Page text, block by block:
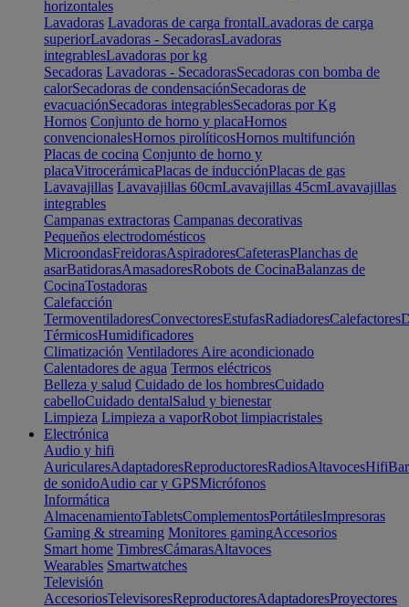
horizontales
Lavadoras Lavadoras de carga frontalLavadoras de carga
superiorLavadoras - SecadorasLavadoras
integrablesLavadoras por kg
Secadoras Lavadoras - SecadorasSecadoras con bomba de
calorSecadoras de condensaciónSecadoras de
evacuaciónSecadoras integrablesSecadoras por Kg
Hornos Conjunto de horno y placaHornos
convencionalesHornos pirolíticosHornos multifunción
Placas de cocina Conjunto de horno y
placaVitrocerámicaPlacas de inducciónPlacas de gas
Lavavajillas Lavavajillas 60cmLavavajillas 45cmLavavajillas
integrables
Campanas extractoras Campanas decorativas
Pequeños electrodomésticos
MicroondasFreidorasAspiradoresCafeterasPlanchas de
asarBatidorasAmasadoresRobots de CocinaBalanzas de
CocinaTostadoras
Calefacción
TermoventiladoresConvectoresEstufasRadiadoresCalefactores
TérmicosHumidificadores
Climatización Ventiladores Aire acondicionado
Calentadores de agua Termos eléctricos
Belleza y salud Cuidado de los hombresCuidado
cabelloCuidado dentalSalud y bienestar
Limpieza Limpieza a vaporRobot limpiacristales
Electrónica
Audio y hifi
AuricularesAdaptadoresReproductoresRadiosAltavocesHifi
de sonidoAudio car y GPSMicrófonos
Informática
AlmacenamientoTabletsComplementosPortátilesImpresoras
Gaming & streaming Monitores gamingAccesorios
Smart home TimbresCámarasAltavoces
Wearables Smartwatches
Televisión
AccesoriosTelevisoresReproductoresAdaptadoresProyectores